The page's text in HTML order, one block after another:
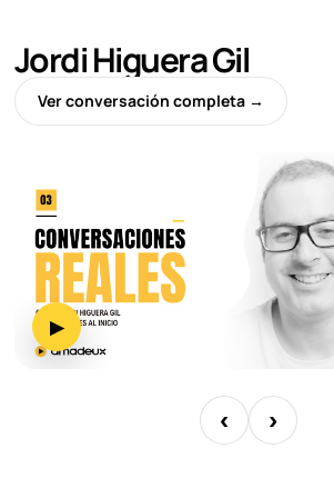
Jordi Higuera Gil
Ver conversación completa →
▶
‹ ›